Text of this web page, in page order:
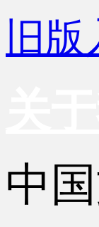
旧
中